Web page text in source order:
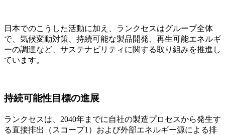
日本でのこうした活動に加え、ランクセスはグループ全体
で、気候変動対策、持続可能な製品開発、再生可能エネルギ
ーの調達など、サステナビリティに関する取り組みを推進し
ています。
持続可能性目標の進展
ランクセスは、 2040年までに自社の製造プロセスから発生す
る直接排出（スコープ1 ）および外部エネルギー源による排